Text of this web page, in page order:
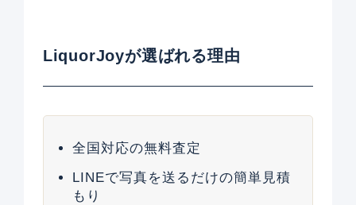
LiquorJoyが選ばれる理由
全国対応の無料査定
LINEで写真を送るだけの簡単見積
もり